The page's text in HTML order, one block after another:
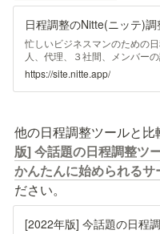
日程調整のNitte(ニッテ)調
忙しいビジネスマンのための
人、代理、３社間、メンバー
https://site.nitte.app/
他の日程調整ツールと
版] 今話題の日程調整ツ
かんたんに始められる
ださい。